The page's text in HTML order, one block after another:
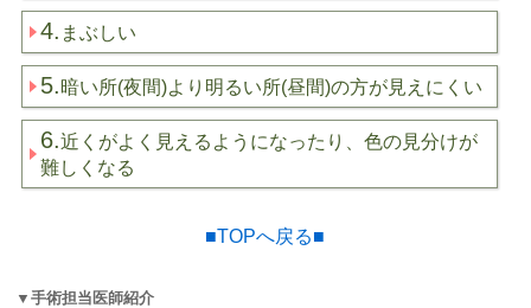
4. まぶしい
5.暗い所(夜間)より明るい所(昼間)の方が見えにくい
6.近くがよく見えるようになったり、色の見分けが
難しくなる
■TOPへ戻る■
▼手術担当医師紹介